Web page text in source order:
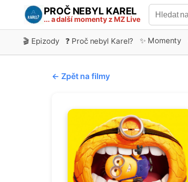
PROČ NEBYL KAREL
... a další momenty z MZ Live
🎬 Epizody ❓ Proč nebyl Karel? ✨ Momenty
← Zpět na filmy